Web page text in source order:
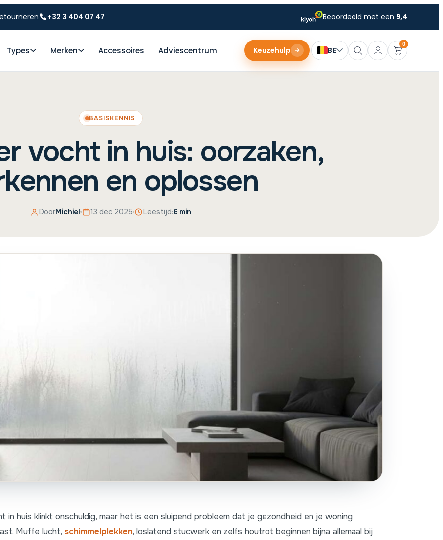
+32 3 404 07 47 Beoordeeld met een 9,4
Types Merken Accessoires Adviescentrum Keuzehulp BE
0
BASISKENNIS
vocht in huis: oorzaken,
en oplossen
DoorMichiel 13 dec 2025 Leestijd:6 min
in huis klinkt onschuldig, maar het is een sluipend probleem dat je gezondheid en je woning
Muffe lucht, schimmelplekken, loslatend stucwerk en zelfs houtrot beginnen bijna allemaal bij